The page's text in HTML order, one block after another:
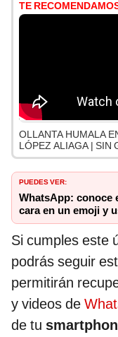
TE
OLLANTA HUMALA
LÓPEZ ALIAGA | SIN
PUEDES VER:
WhatsApp: conoce
cara en un emoji y
Si cumples este
podrás seguir
permitirán
y videos de
de tu